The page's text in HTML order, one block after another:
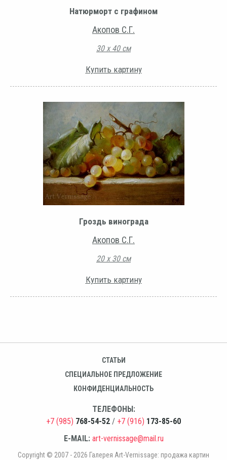
Натюрморт с графином
Акопов С.Г.
30 х 40 см
Купить картину
Гроздь винограда
Акопов С.Г.
20 х 30 см
Купить картину
СТАТЬИ
СПЕЦИАЛЬНОЕ ПРЕДЛОЖЕНИЕ
КОНФИДЕНЦИАЛЬНОСТЬ
ТЕЛЕФОНЫ:
+7 (985) 768-54-52 / +7 (916) 173-85-60
E-MAIL: art-vernissage@mail.ru
Copyright © 2007 - 2026 Галерея Art-Vernissage: продажа картин